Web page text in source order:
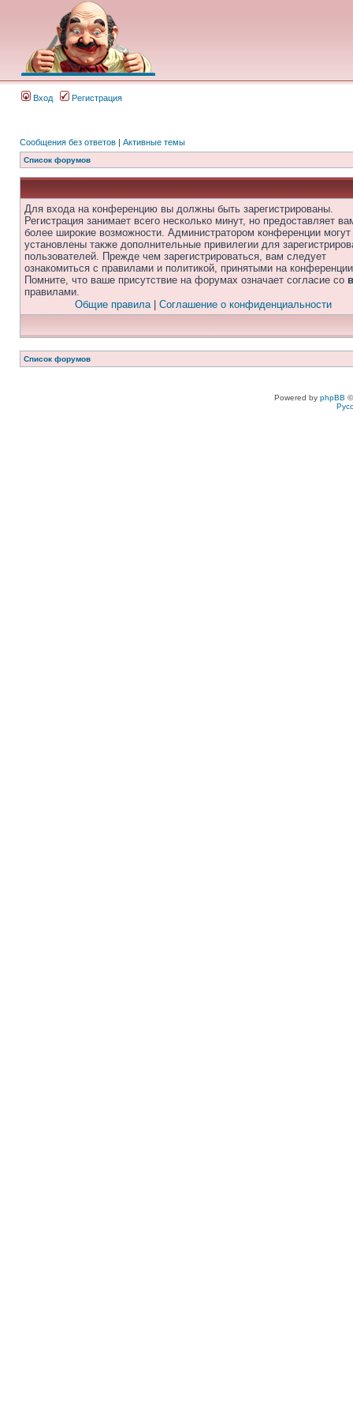
Вход Регистрация
Сообщения без ответов | Активные темы
Список форумов
Для входа на конференцию вы должны быть зарегистрированы.
Регистрация занимает всего несколько минут, но предоставляет
более широкие возможности. Администратором конференции
установлены также дополнительные привилегии для
пользователей. Прежде чем зарегистрироваться, вам следует
ознакомиться с правилами и политикой, принятыми на
Помните, что ваше присутствие на форумах означает согласие со
правилами.
Общие правила| Соглашение о конфиденциальности
Список форумов
Powered by phpBB